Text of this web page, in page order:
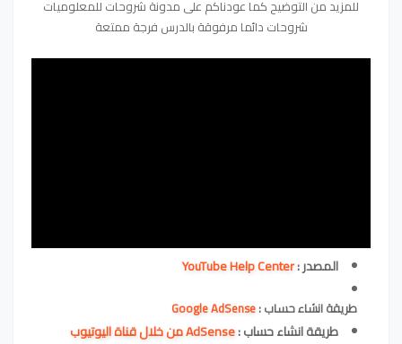
للمزيد من التوضيح كما عودناكم على مدونة شروحات للمعلوميات
شروحات دائما مرفوقة بالدرس فرجة ممتعة
المصدر :YouTube Help Center
طريقة انشاء حساب :Google AdSense
طريقة انشاء حساب :